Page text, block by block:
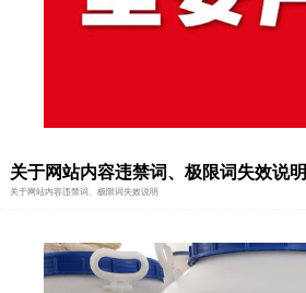
关于网站内容违禁词、极限词失效说明
关于网站内容违禁词、极限词失效说明